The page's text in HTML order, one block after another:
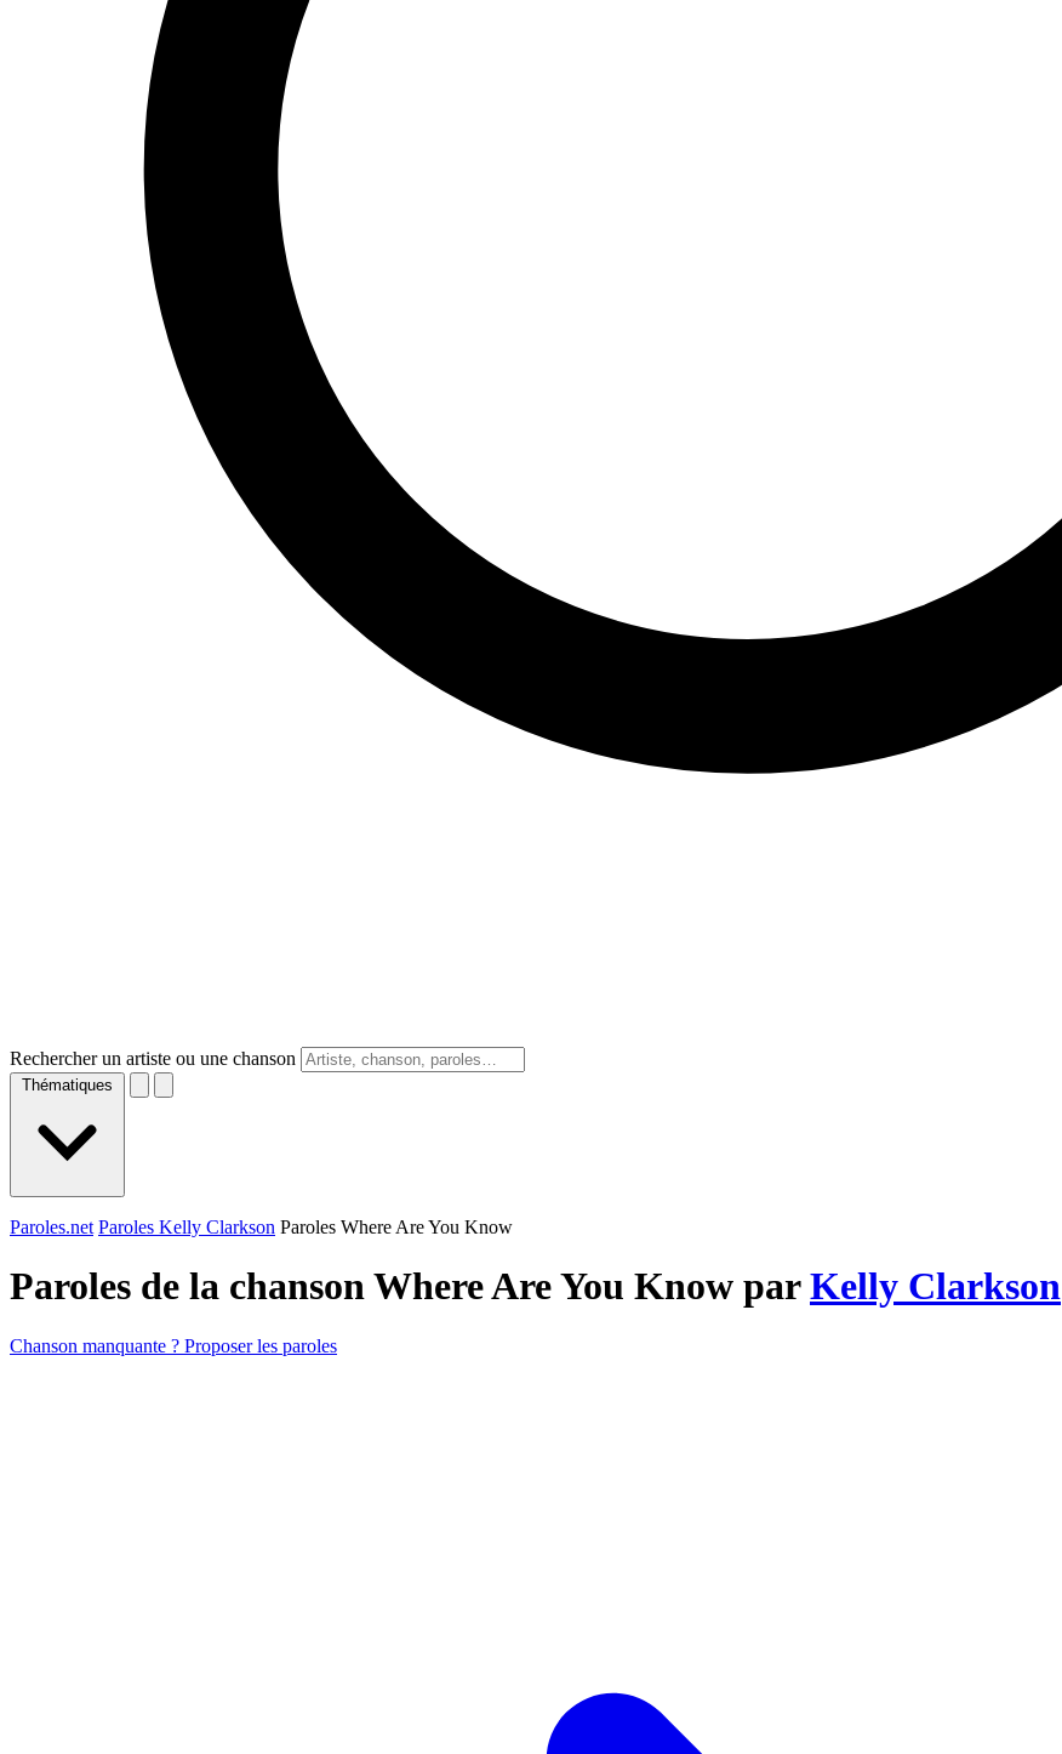
Rechercher un artiste ou une chanson
Thématiques
Paroles.net Paroles Kelly Clarkson Paroles Where Are You Know
Paroles de la chanson Where Are You Know parKelly Clarkson
Chanson manquante ? Proposer les paroles